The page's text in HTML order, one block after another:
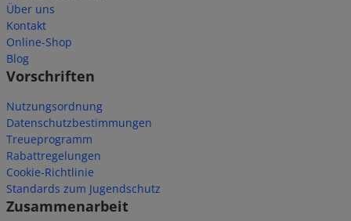
Über uns
Kontakt
Online-Shop
Blog
Vorschriften
Nutzungsordnung
Datenschutzbestimmungen
Treueprogramm
Rabattregelungen
Cookie-Richtlinie
Standards zum Jugendschutz
Zusammenarbeit